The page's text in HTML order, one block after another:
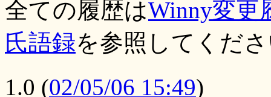
全ての履歴はWinny変更
氏語録を参照してくだ
1.0 (02/05/06 15:49)